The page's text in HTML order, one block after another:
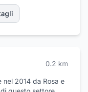
0.2 km
nel 2014 da Rosa e